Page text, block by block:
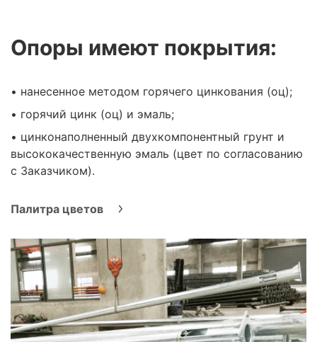
Опоры имеют покрытия:
• нанесенное методом горячего цинкования (оц);
• горячий цинк (оц) и эмаль;
• цинконаполненный двухкомпонентный грунт и
высококачественную эмаль (цвет по согласованию
с Заказчиком).
Палитра цветов